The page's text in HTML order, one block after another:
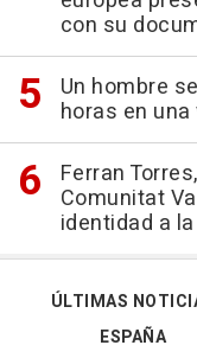
con su
Un hombre
horas en
Ferran
Comunitat
identidad a
ÚLTIMAS
ESPAÑA